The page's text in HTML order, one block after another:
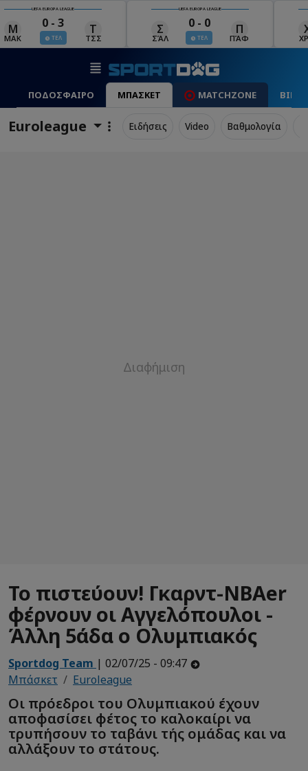
UEFA EUROPA LEAGUE
Σ 0 - 0
ΤΕΛ ΠΆΦ
UEFA EUROPA LEAGUE
ΧΡΆ
0 - 1
ΤΕΛ
Μ
ΜΠΕ ΛΊΝ
ΠΟΔΟΣΦΑΙΡΟ ΜΠΑΣΚΕΤ MATCHZONE
Euroleague Ειδήσεις Video Βαθμολογία
Το πιστεύουν! Γκαρντ-ΝΒΑer
φέρνουν οι Αγγελόπουλοι -
Άλλη 5άδα ο Ολυμπιακός
Sportdog Team | 02/07/25 - 09:47
Μπάσκετ
Euroleague
Οι πρόεδροι του Ολυμπιακού έχουν
αποφασίσει φέτος το καλοκαίρι να
τρυπήσουν το ταβάνι τής ομάδας και να
αλλάξουν το στάτους.